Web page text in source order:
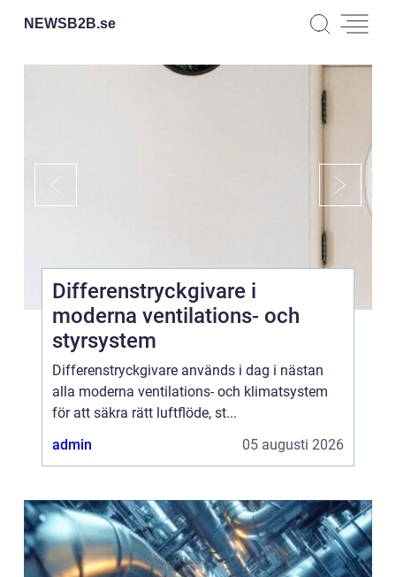
NEWSB2B.se
Differenstryckgivare i
moderna ventilations- och
styrsystem
Differenstryckgivare används i dag i nästan
alla moderna ventilations- och klimatsystem
för att säkra rätt luftflöde, st...
admin
05 augusti 2026